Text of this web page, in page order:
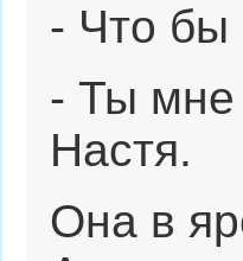
- Что бы
- Ты мне
Настя.
Она в